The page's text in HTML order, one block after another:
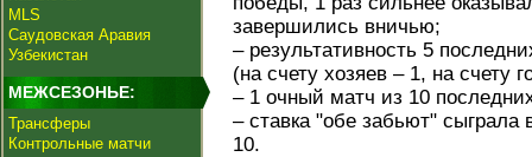
MLS
Саудовская Аравия
Узбекистан
МЕЖСЕЗОНЬЕ:
Трансферы
Контрольные матчи
завершились вничью;
– результативность 5
(на счету хозяев – 1, на счету
– 1 очный матч из 10
– ставка "обе забьют"
10.